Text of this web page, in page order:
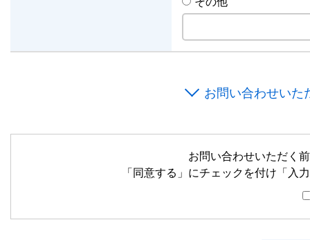
お問い合わせいた
お問い合わせいただく
「同意する」にチェックを付け「入